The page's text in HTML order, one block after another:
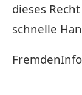
dieses
schnelle